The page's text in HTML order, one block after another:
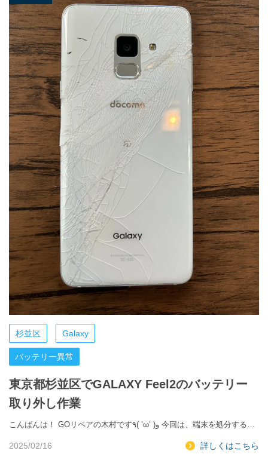
杉並区 Galaxy
バッテリー異常
東京都杉並区でGALAXY Feel2のバッテリー
取り外し作業
こんばんは！ GOリペアの木村です٩( ‘ω’ )و 今回は、端末を処分する…
2025/02/16 詳しくはこちら